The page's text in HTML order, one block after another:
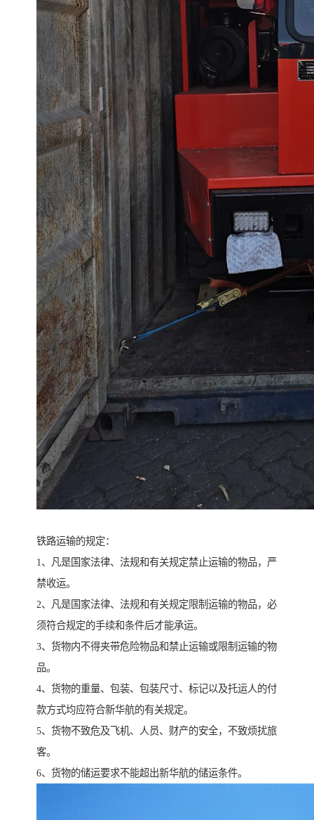
铁路运输的规定：
1、凡是国家法律、法规和有关规定禁止运输的物品，严
禁收运。
2、凡是国家法律、法规和有关规定限制运输的物品，必
须符合规定的手续和条件后才能承运。
3、货物内不得夹带危险物品和禁止运输或限制运输的物
品。
4、货物的重量、包装、包装尺寸、标记以及托运人的付
款方式均应符合新华航的有关规定。
5、货物不致危及飞机、人员、财产的安全，不致烦扰旅
客。
6、货物的储运要求不能超出新华航的储运条件。